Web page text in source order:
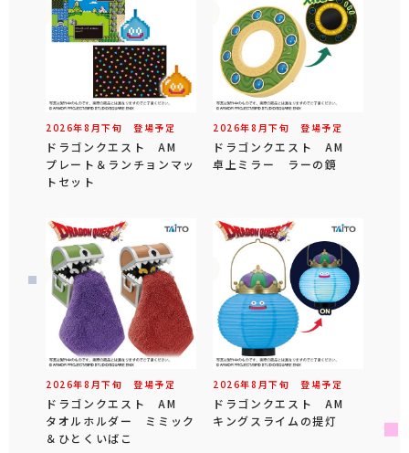
2026年8 月下旬 登場予定
ドラゴンクエスト AM
プレート＆ランチョンマッ
トセット
2026年8 月下旬 登場予定
ドラゴンクエスト AM
卓上ミラー ラーの鏡
2026年8 月下旬 登場予定
ドラゴンクエスト AM
タオルホルダー ミミック
＆ひとくいばこ
2026年8 月下旬 登場予定
ドラゴンクエスト AM
キングスライムの提灯